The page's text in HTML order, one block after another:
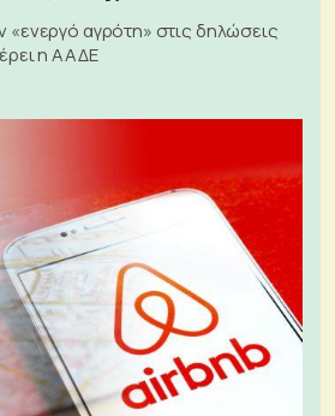
αγρότη» στις δηλώσεις
η ΑΑΔΕ